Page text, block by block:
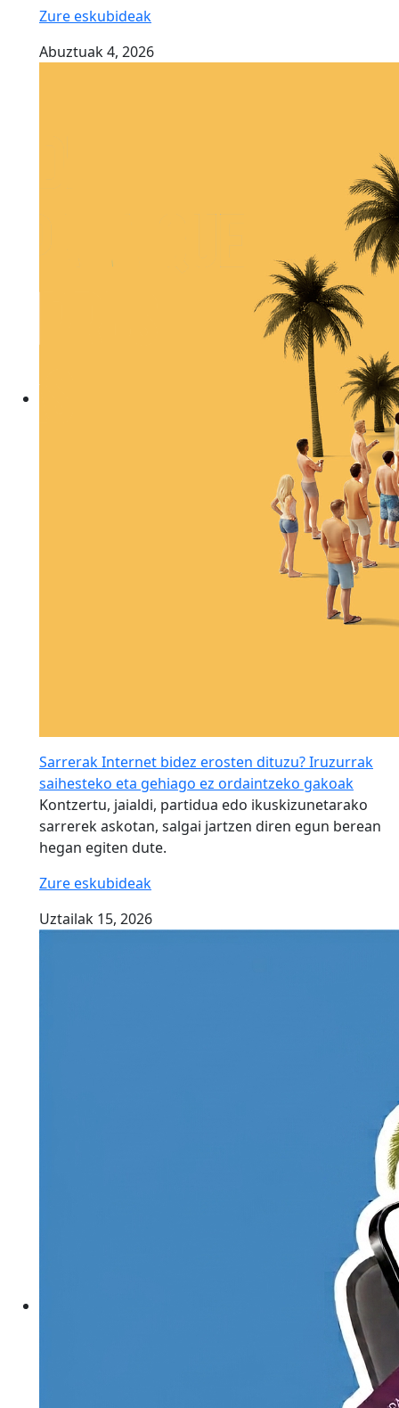
Zure eskubideak
Abuztuak 4, 2026
Sarrerak Internet bidez erosten dituzu? Iruzurrak
saihesteko eta gehiago ez ordaintzeko gakoak
Kontzertu, jaialdi, partidua edo ikuskizunetarako
sarrerek askotan, salgai jartzen diren egun berean
hegan egiten dute.
Zure eskubideak
Uztailak 15, 2026